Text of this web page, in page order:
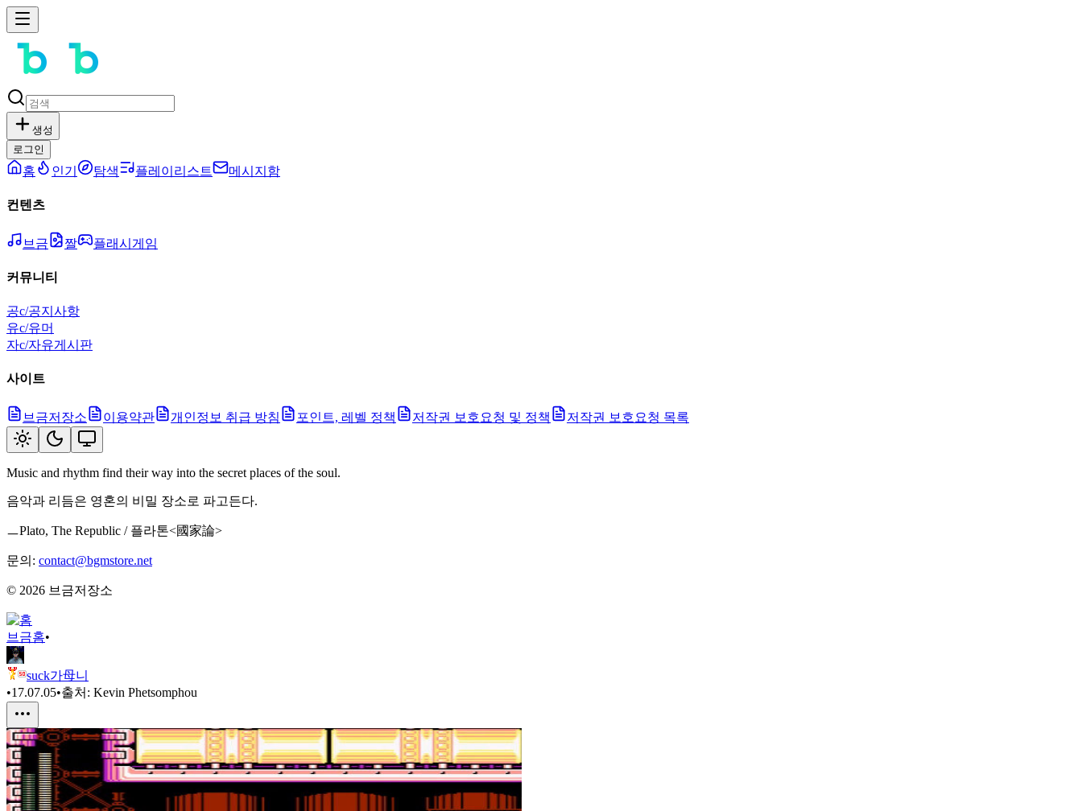
생성
로그인
홈 인기 탐색 플레이리스트 메시지함
컨텐츠
브금 짤 플래시게임
커뮤니티
공c/공지사항
유c/유머
자c/자유게시판
사이트
브금저장소 이용약관 개인정보 취급 방침 포인트, 레벨 정책 저작권 보호요청 및 정책 저작권 보호요청 목록
Music and rhythm find their way into the secret places of the soul.
음악과 리듬은 영혼의 비밀 장소로 파고든다.
ㅡPlato, The Republic / 플라톤<國家論>
문의: contact@bgmstore.net
© 2026 브금저장소
브금홈•
suck가母니
•17.07.05•출처: Kevin Phetsomphou